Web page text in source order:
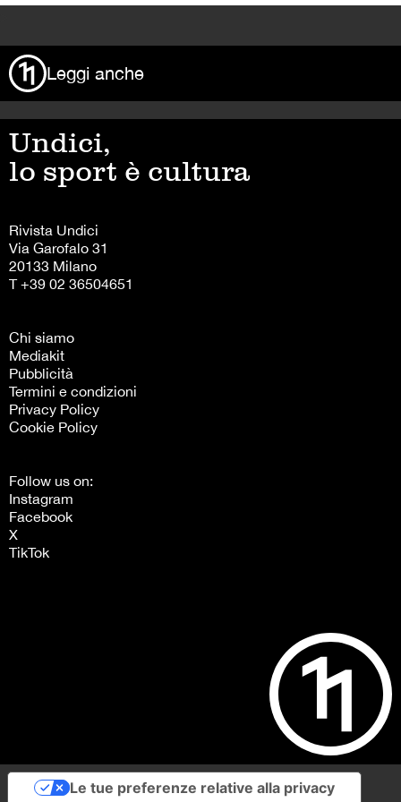
Leggi anche
Undici,
lo sport è cultura
Rivista Undici
Via Garofalo 31
20133 Milano
T +39 02 36504651
Chi siamo
Mediakit
Pubblicità
Termini e condizioni
Privacy Policy
Cookie Policy
Follow us on:
Instagram
Facebook
X
TikTok
Le tue preferenze relative alla privacy